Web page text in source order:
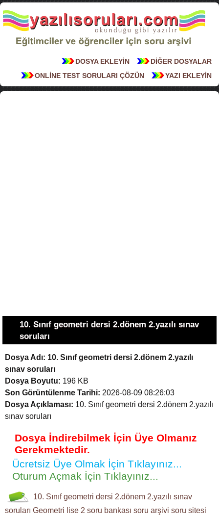
DİĞER DOSYALAR
DOSYA EKLEYİN
YAZI EKLEYİN
ONLİNE TEST SORULARI ÇÖZÜN
10. Sınıf geometri dersi 2.dönem 2.yazılı sınav
soruları
Dosya Adı: 10. Sınıf geometri dersi 2.dönem 2.yazılı
sınav soruları
Dosya Boyutu: 196 KB
Son Görüntülenme Tarihi: 2026-08-09 08:26:03
Dosya Açıklaması: 10. Sınıf geometri dersi 2.dönem 2.yazılı
sınav soruları
Dosya İndirebilmek İçin Üye Olmanız
Gerekmektedir.
Ücretsiz Üye Olmak İçin Tıklayınız...
Oturum Açmak İçin Tıklayınız...
10. Sınıf geometri dersi 2.dönem 2.yazılı sınav
soruları Geometri lise 2 soru bankası soru arşivi soru sitesi